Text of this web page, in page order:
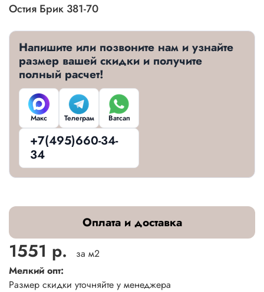
Остия Брик 381-70
Напишите или позвоните нам и узнайте
размер вашей скидки и получите
полный расчет!
Макс Телеграм Ватсап
+7(495)660-34-
34
Оплата и доставка
1551 р.
за м2
Мелкий опт:
Размер скидки уточняйте у менеджера